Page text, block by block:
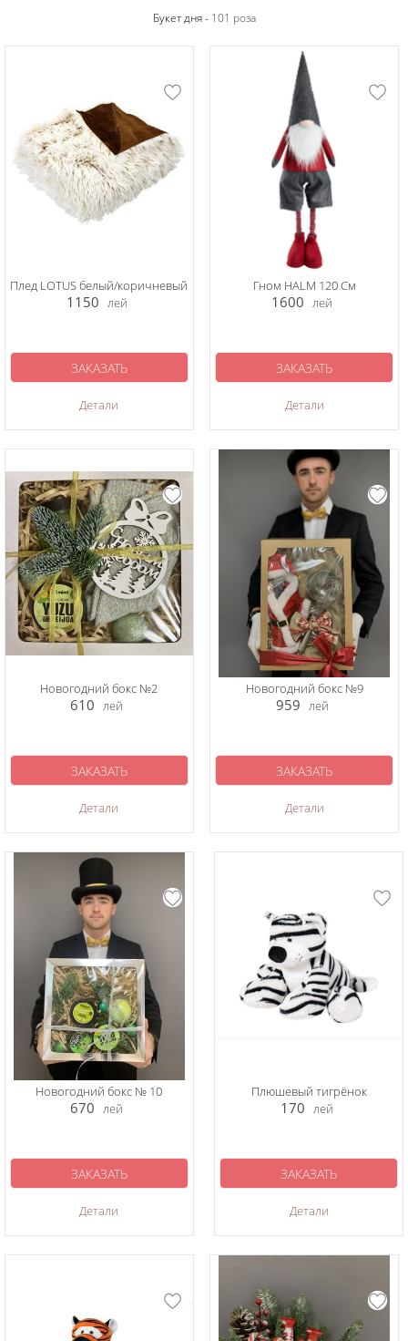
Букет дня - 101 роза
Плед LOTUS белый/коричневый
1150 лей
Детали
ЗАКАЗАТЬ
Гном HALM 120 См
1600 лей
Детали
ЗАКАЗАТЬ
Новогодний бокс №2
610 лей
Детали
ЗАКАЗАТЬ
Новогодний бокс №9
959 лей
Детали
ЗАКАЗАТЬ
Новогодний бокс № 10
670 лей
Детали
ЗАКАЗАТЬ
Плюшевый тигрёнок
170 лей
Детали
ЗАКАЗАТЬ